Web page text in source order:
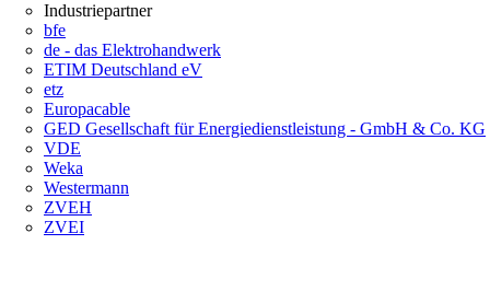
Industriepartner
bfe
de - das Elektrohandwerk
ETIM Deutschland eV
etz
Europacable
GED Gesellschaft für Energiedienstleistung - GmbH & Co. KG
VDE
Weka
Westermann
ZVEH
ZVEI